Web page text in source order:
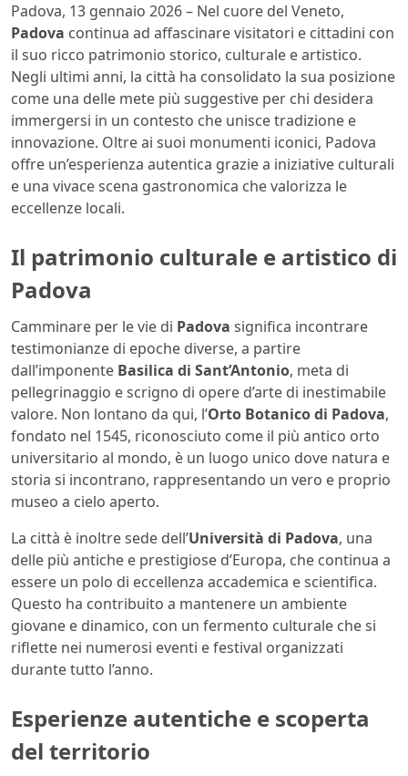
Padova, 13 gennaio 2026 – Nel cuore del Veneto,
Padova continua ad affascinare visitatori e cittadini con
il suo ricco patrimonio storico, culturale e artistico.
Negli ultimi anni, la città ha consolidato la sua posizione
come una delle mete più suggestive per chi desidera
immergersi in un contesto che unisce tradizione e
innovazione. Oltre ai suoi monumenti iconici, Padova
offre un’esperienza autentica grazie a iniziative culturali
e una vivace scena gastronomica che valorizza le
eccellenze locali.
Il patrimonio culturale e artistico di
Padova
Camminare per le vie di Padova significa incontrare
testimonianze di epoche diverse, a partire
dall’imponente Basilica di Sant’Antonio, meta di
pellegrinaggio e scrigno di opere d’arte di inestimabile
valore. Non lontano da qui, l’Orto Botanico di Padova,
fondato nel 1545, riconosciuto come il più antico orto
universitario al mondo, è un luogo unico dove natura e
storia si incontrano, rappresentando un vero e proprio
museo a cielo aperto.
La città è inoltre sede dell’Università di Padova, una
delle più antiche e prestigiose d’Europa, che continua a
essere un polo di eccellenza accademica e scientifica.
Questo ha contribuito a mantenere un ambiente
giovane e dinamico, con un fermento culturale che si
riflette nei numerosi eventi e festival organizzati
durante tutto l’anno.
Esperienze autentiche e scoperta
del territorio